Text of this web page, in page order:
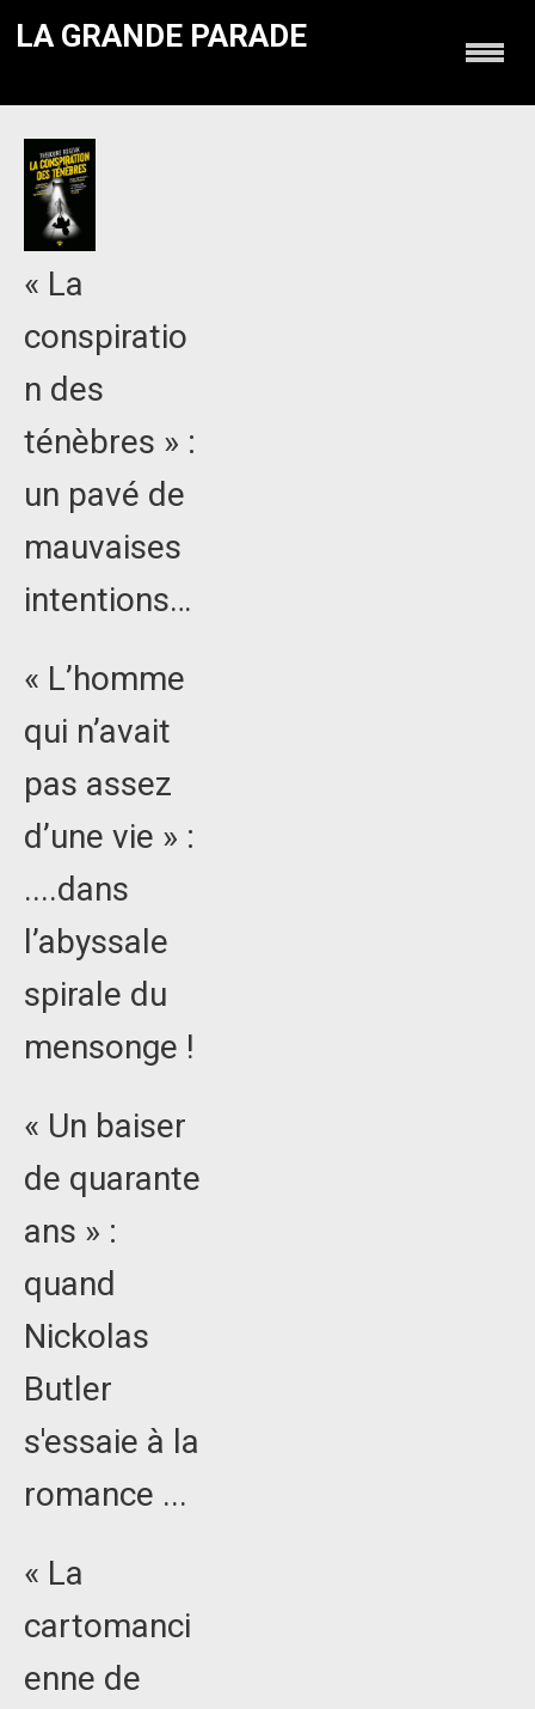
LA GRANDE PARADE
« La
conspiratio
n des
ténèbres » :
un pavé de
mauvaises
intentions…
« L’homme
qui n’avait
pas assez
d’une vie » :
....dans
l’abyssale
spirale du
mensonge !
« Un baiser
de quarante
ans » :
quand
Nickolas
Butler
s'essaie à la
romance ...
« La
cartomanci
enne de